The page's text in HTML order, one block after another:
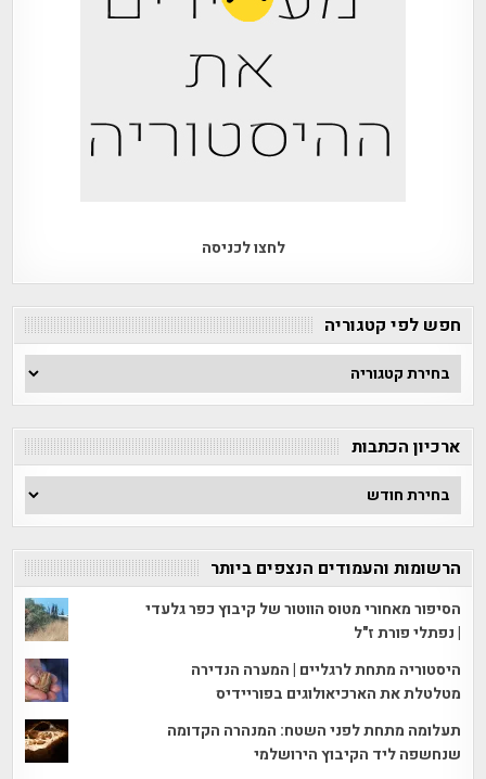
לחצו לכניסה
חפש לפי קטגוריה
חפש
לפי
ארכיון הכתבות
ארכיון
הכתבות
הרשומות והעמודים הנצפים ביותר
הסיפור מאחורי מטוס הווטור של קיבוץ כפר גלעדי
| נפתלי פורת ז"ל
היסטוריה מתחת לרגליים | המערה הנדירה
מטלטלת את הארכיאולוגים בפוריידיס
תעלומה מתחת לפני השטח: המנהרה הקדומה
שנחשפה ליד הקיבוץ הירושלמי